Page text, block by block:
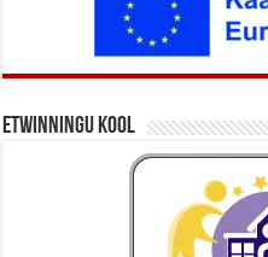
eTwinningu kool